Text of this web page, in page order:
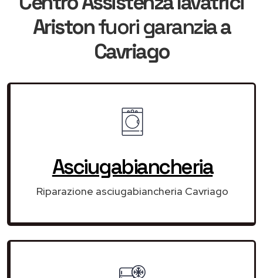
Aristonfuori garanziaa
Cavriago
Asciugabiancheria
Riparazione asciugabiancheria Cavriago